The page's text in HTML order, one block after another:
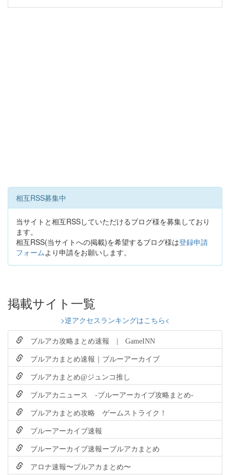
相互RSS募集中
当サイトと相互RSSしていただけるブログ様を募集しており
ます。
相互RSS(当サイトへの掲載)を希望するブログ様は登録申請
フォームより申請をお願いします。
掲載サイト一覧
>逆アクセスランキングはこちら<
ブルアカ攻略まとめ速報 | GameINN
ブルアカまとめ速報｜ブルーアーカイブ
ブルアカまとめ@ジュンコ推し
ブルアカニュース -ブルーアーカイブ攻略まとめ-
ブルアカまとめ攻略 ゲームストライク！
ブルーアーカイブ速報
ブルーアーカイブ速報ーブルアカまとめ
アロナ速報〜ブルアカまとめ〜